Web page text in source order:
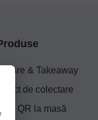
Livrare & Takeaway
Punct de colectare
QR la masă